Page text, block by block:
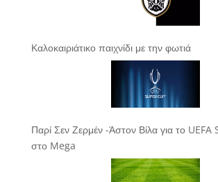
Καλοκαιριάτικο παιχνίδι με την φωτιά
Παρί Σεν Ζερμέν -Άστον Βίλα για το
στο Mega